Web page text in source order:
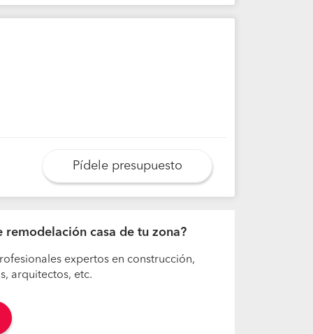
Pídele presupuesto
casa de tu zona?
expertos en construcción,
arquitectos, etc.